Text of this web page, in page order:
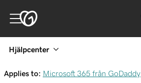
Hjälpcenter
Applies to: Microsoft 365 från GoDaddy